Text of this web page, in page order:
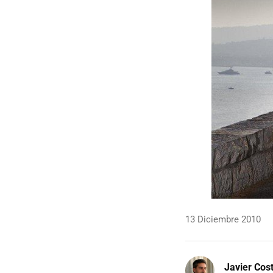
13 Diciembre 2010
Javier